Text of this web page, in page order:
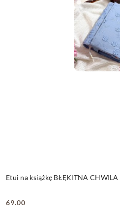
Etui na książkę BŁĘKITNA CHWILA
Cena:
69.00